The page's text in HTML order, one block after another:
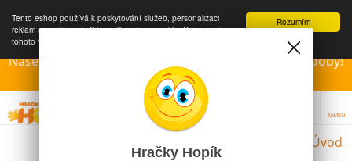
Rozumím
Tento eshop používá k poskytování služeb, personalizaci
reklam a analýze návštěvnosti soubory cookie. Používáním
tohoto webu s tím souhlasíte.
Naše Prodejny – Otevřeny dle otvírací prázdninové doby!
Přejeme krásné léto!!!
MENU
Úvod
Hračky Hopík